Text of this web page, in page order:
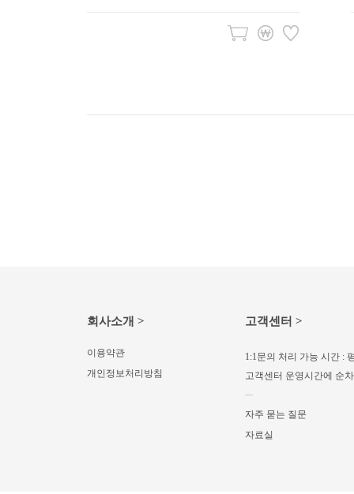
회사소개 >
이용약관
개인정보처리방침
고객센터 >
1:1문의 처리 가능 시간 :
고객센터 운영시간에 순
자주 묻는 질문
자료실